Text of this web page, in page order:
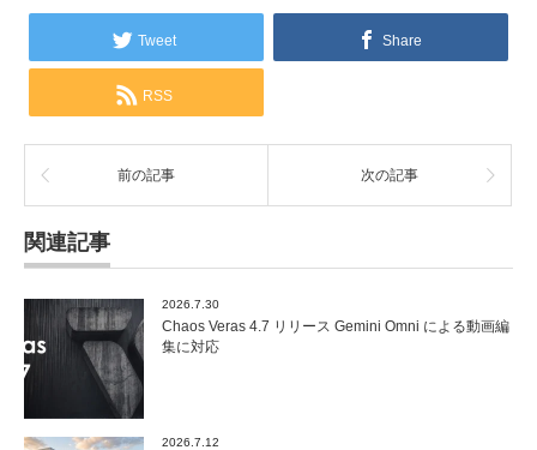
Tweet Share
RSS
前の記事 次の記事
関連記事
2026.7.30
Chaos Veras 4.7 リリース Gemini Omni による動画編
集に対応
2026.7.12